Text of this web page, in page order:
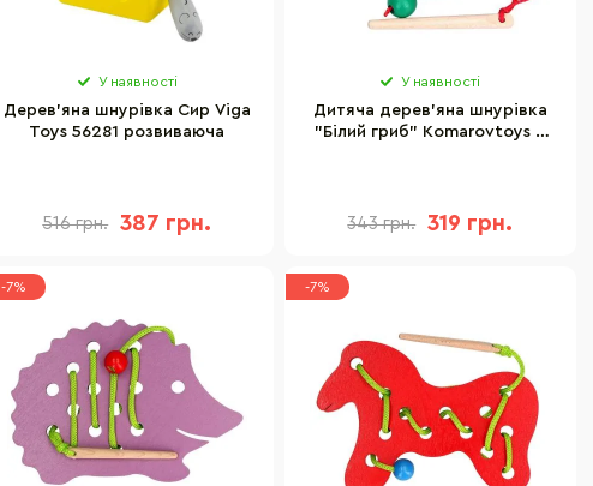
У наявності
Дерев'яна шнурівка Сир Viga
Toys 56281 розвиваюча
516 грн. 387 грн.
У наявності
Дитяча дерев'яна шнурівка
"Білий гриб" Komarovtoys К
343 грн. 319 грн.
-7% -7%